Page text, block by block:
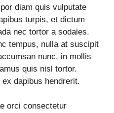
diam quis vulputate
turpis, et dictum
nec tortor a sodales.
tempus, nulla at suscipit
nunc, in mollis
quis nisl tortor.
dapibus hendrerit.
orci consectetur